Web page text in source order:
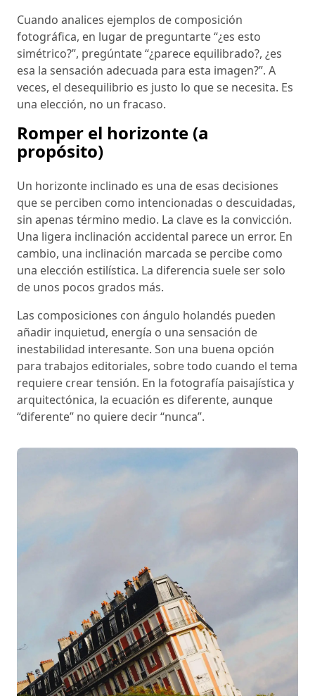
Cuando analices ejemplos de composición
fotográfica, en lugar de preguntarte “¿es esto
simétrico?”, pregúntate “¿parece equilibrado?, ¿es
esa la sensación adecuada para esta imagen?”. A
veces, el desequilibrio es justo lo que se necesita. Es
una elección, no un fracaso.
Romper el horizonte (a
propósito)
Un horizonte inclinado es una de esas decisiones
que se perciben como intencionadas o descuidadas,
sin apenas término medio. La clave es la convicción.
Una ligera inclinación accidental parece un error. En
cambio, una inclinación marcada se percibe como
una elección estilística. La diferencia suele ser solo
de unos pocos grados más.
Las composiciones con ángulo holandés pueden
añadir inquietud, energía o una sensación de
inestabilidad interesante. Son una buena opción
para trabajos editoriales, sobre todo cuando el tema
requiere crear tensión. En la fotografía paisajística y
arquitectónica, la ecuación es diferente, aunque
“diferente” no quiere decir “nunca”.